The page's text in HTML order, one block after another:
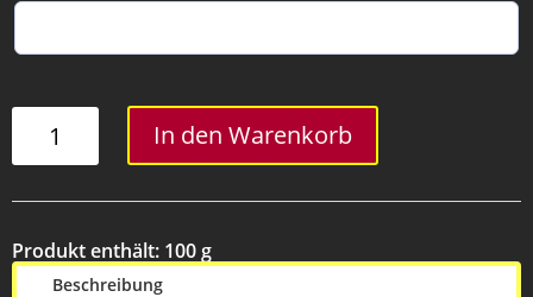
Menge
In den Warenkorb
Produkt enthält: 100g
Beschreibung